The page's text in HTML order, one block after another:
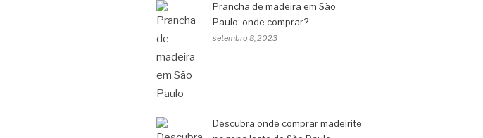
Prancha de madeira em São
Paulo: onde comprar?
setembro 8, 2023
Descubra onde comprar madeirite